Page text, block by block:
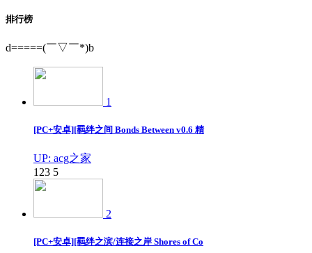
排行榜
d=====(￣▽￣*)b
1
[PC+安卓][羁绊之间 Bonds Between v0.6 精
UP: acg之家
123 5
2
[PC+安卓][羁绊之滨/连接之岸 Shores of Co